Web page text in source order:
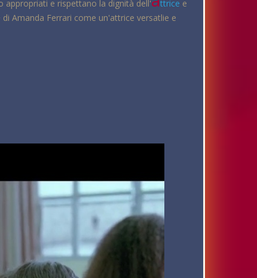
appropriati e rispettano la dignità dell'
ttrice e
Amanda Ferrari come un'attrice versatlie e